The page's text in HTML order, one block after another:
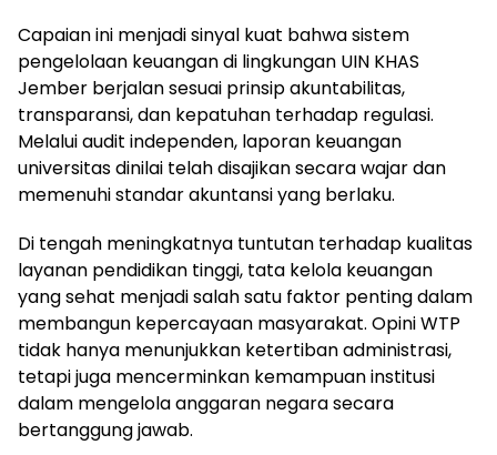
Capaian ini menjadi sinyal kuat bahwa sistem
pengelolaan keuangan di lingkungan UIN KHAS
Jember berjalan sesuai prinsip akuntabilitas,
transparansi, dan kepatuhan terhadap regulasi.
Melalui audit independen, laporan keuangan
universitas dinilai telah disajikan secara wajar dan
memenuhi standar akuntansi yang berlaku.
Di tengah meningkatnya tuntutan terhadap kualitas
layanan pendidikan tinggi, tata kelola keuangan
yang sehat menjadi salah satu faktor penting dalam
membangun kepercayaan masyarakat. Opini WTP
tidak hanya menunjukkan ketertiban administrasi,
tetapi juga mencerminkan kemampuan institusi
dalam mengelola anggaran negara secara
bertanggung jawab.